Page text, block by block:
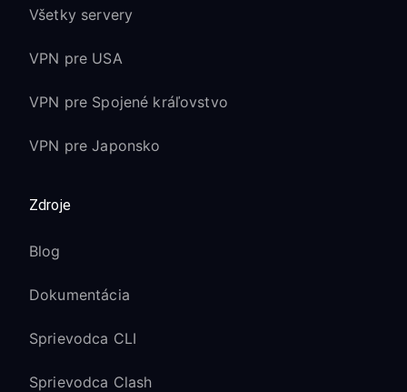
Všetky servery
VPN pre USA
VPN pre Spojené kráľovstvo
VPN pre Japonsko
Zdroje
Blog
Dokumentácia
Sprievodca CLI
Sprievodca Clash